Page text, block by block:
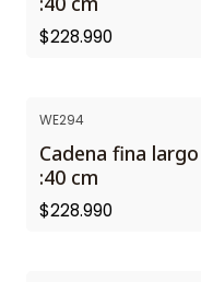
$228.990
WE294
Cadena fina largo
:40 cm
$228.990